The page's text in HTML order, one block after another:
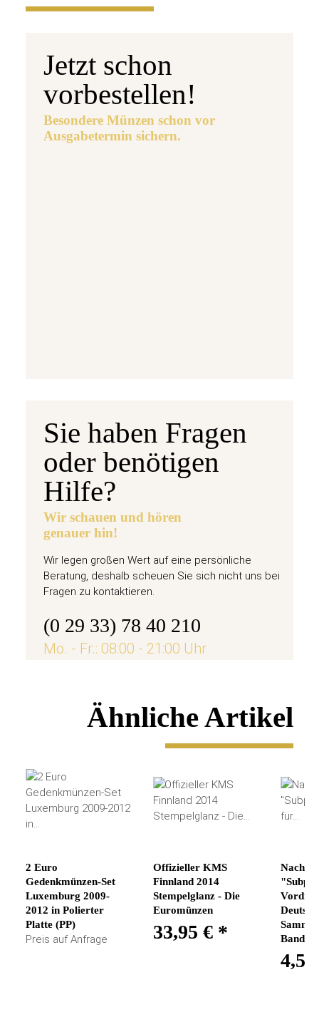
Jetzt schon
vorbestellen!
Besondere Münzen schon vor
Ausgabetermin sichern.
Sie haben Fragen
oder benötigen
Hilfe?
Wir schauen und hören
genauer hin!
Wir legen großen Wert auf eine persönliche
Beratung, deshalb scheuen Sie sich nicht uns bei
Fragen zu kontaktieren.
(0 29 33) 78 40 210
Mo. - Fr.: 08:00 - 21:00 Uhr
Ähnliche Artikel
2 Euro
Gedenkmünzen-Set
Luxemburg 2009-
2012 in Polierter
Platte (PP)
Preis auf Anfrage
Offizieller KMS
Finnland 2014
Stempelglanz - Die
Euromünzen
33,95 € *
Band 1